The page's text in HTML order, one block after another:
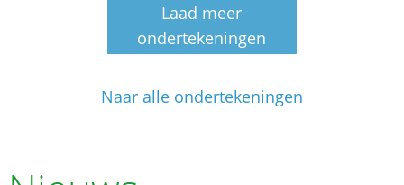
Laad meer
ondertekeningen
Naar alle ondertekeningen